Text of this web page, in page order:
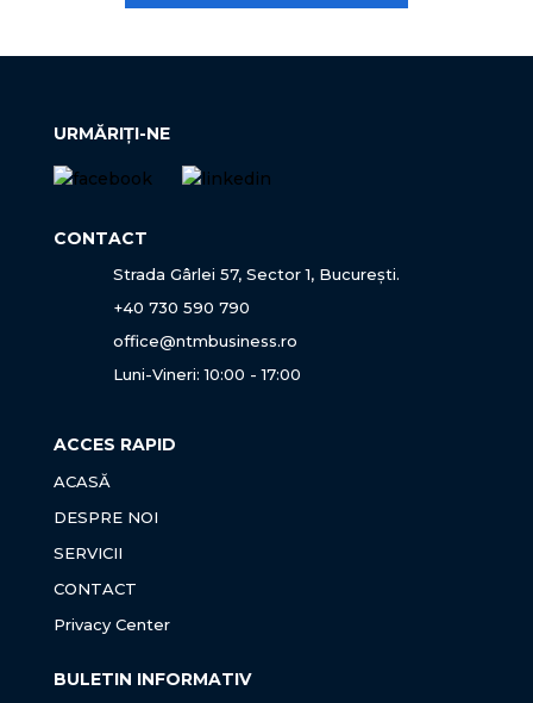
URMĂRIȚI-NE
CONTACT
Strada Gârlei 57, Sector 1, București.
+40 730 590 790
office@ntmbusiness.ro
Luni-Vineri: 10:00 - 17:00
ACCES RAPID
ACASĂ
DESPRE NOI
SERVICII
CONTACT
Privacy Center
BULETIN INFORMATIV